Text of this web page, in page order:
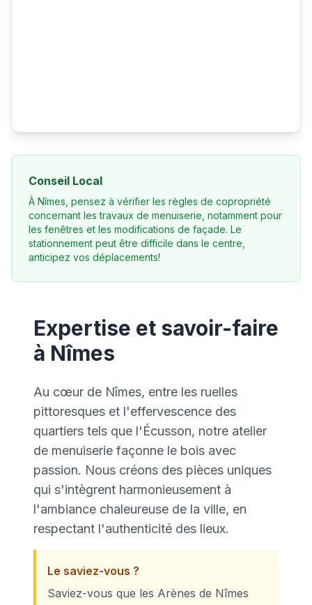
Expertise et savoir-faire
à Nîmes
Au cœur de Nîmes, entre les ruelles
pittoresques et l'effervescence des
quartiers tels que l'Écusson, notre atelier
de menuiserie façonne le bois avec
passion. Nous créons des pièces uniques
qui s'intègrent harmonieusement à
l'ambiance chaleureuse de la ville, en
respectant l'authenticité des lieux.
Le saviez-vous ?
Saviez-vous que les Arènes de Nîmes
Conseil Local
À Nîmes, pensez à vérifier les règles de copropriété
concernant les travaux de menuiserie, notamment pour
les fenêtres et les modifications de façade. Le
stationnement peut être difficile dans le centre,
anticipez vos déplacements!